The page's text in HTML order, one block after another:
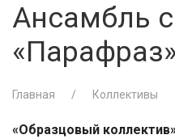
Ансамбль
Главная Коллективы
«Образцовый